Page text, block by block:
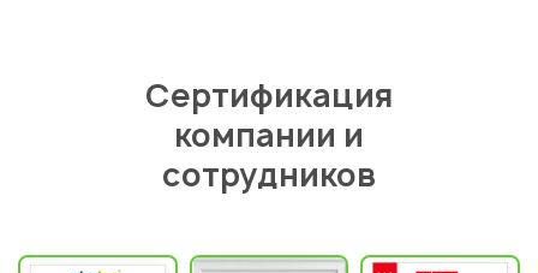
Сертификация
компании и
сотрудников